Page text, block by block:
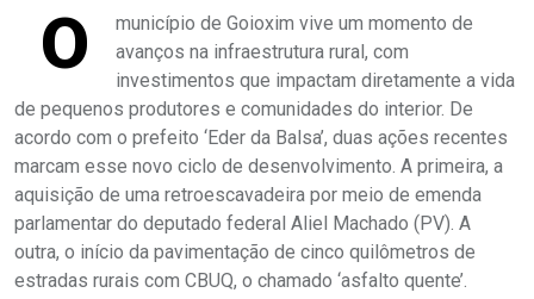
O
município de Goioxim vive um momento de
avanços na infraestrutura rural, com
investimentos que impactam diretamente a vida
de pequenos produtores e comunidades do interior. De
acordo com o prefeito ‘Eder da Balsa’, duas ações recentes
marcam esse novo ciclo de desenvolvimento. A primeira, a
aquisição de uma retroescavadeira por meio de emenda
parlamentar do deputado federal Aliel Machado (PV). A
outra, o início da pavimentação de cinco quilômetros de
estradas rurais com CBUQ, o chamado ‘asfalto quente’.